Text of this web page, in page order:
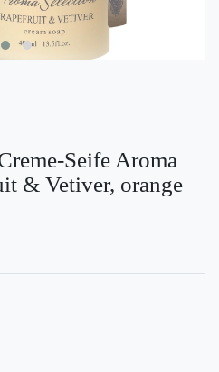
Seife Aroma
& Vetiver, orange